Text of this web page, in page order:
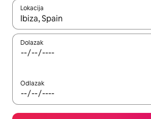
Lokacija
Kada budu dostupni rezultati, moći
Dolazak
Odlazak